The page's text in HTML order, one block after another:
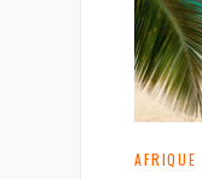
AFRIQUE